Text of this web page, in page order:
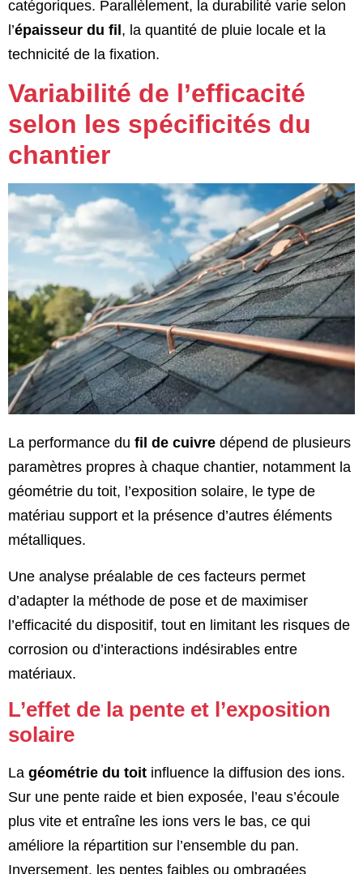
catégoriques. Parallèlement, la durabilité varie selon
l’épaisseur du fil, la quantité de pluie locale et la
technicité de la fixation.
Variabilité de l’efficacité
selon les spécificités du
chantier
La performance du fil de cuivre dépend de plusieurs
paramètres propres à chaque chantier, notamment la
géométrie du toit, l’exposition solaire, le type de
matériau support et la présence d’autres éléments
métalliques.
Une analyse préalable de ces facteurs permet
d’adapter la méthode de pose et de maximiser
l’efficacité du dispositif, tout en limitant les risques de
corrosion ou d’interactions indésirables entre
matériaux.
L’effet de la pente et l’exposition
solaire
La géométrie du toit influence la diffusion des ions.
Sur une pente raide et bien exposée, l’eau s’écoule
plus vite et entraîne les ions vers le bas, ce qui
améliore la répartition sur l’ensemble du pan.
Inversement, les pentes faibles ou ombragées